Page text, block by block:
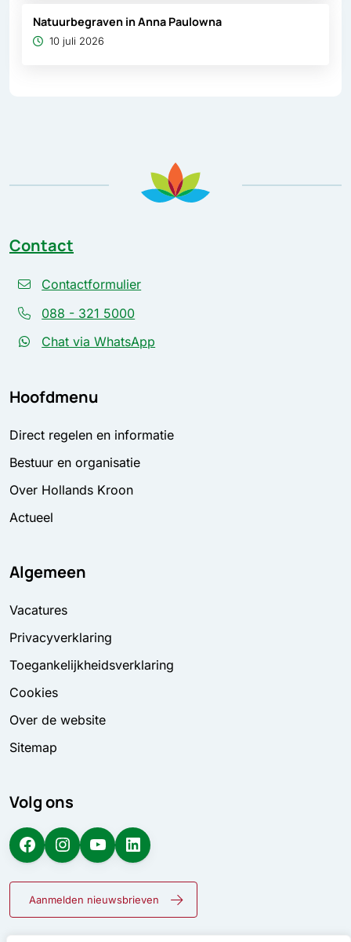
Natuurbegraven in Anna Paulowna
10 juli 2026
Contact
Contactformulier
088 - 321 5000
Chat via WhatsApp
Hoofdmenu
Direct regelen en informatie
Bestuur en organisatie
Over Hollands Kroon
Actueel
Algemeen
Vacatures
Privacyverklaring
Toegankelijkheidsverklaring
Cookies
Over de website
Sitemap
Volg ons
Facebook Instagram YouTube LinkedIn
Aanmelden nieuwsbrieven